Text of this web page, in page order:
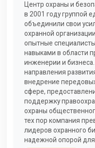
Центр охраны и
в 2001 году группой
объединили свои
охранной
опытные
навыками в области
инженерии и
направления
внедрение
сфере,
поддержку
охраны
тех пор компания
лидеров охранного
надежной опорой для